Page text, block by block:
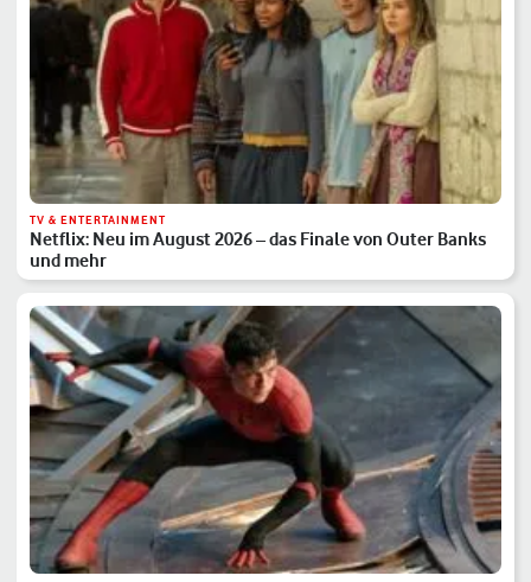
TV & ENTERTAINMENT
Netflix: Neu im August 2026 – das Finale von Outer Banks
und mehr